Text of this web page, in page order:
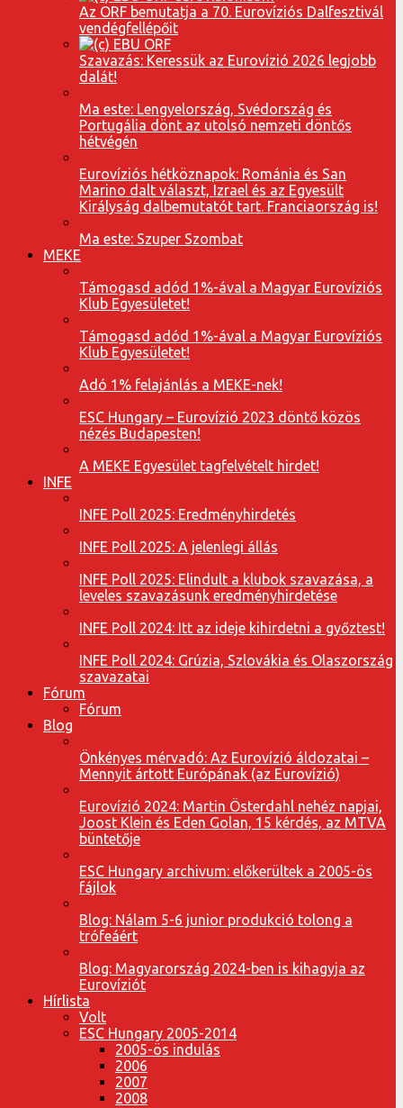
Az ORF bemutatja a 70. Eurovíziós Dalfesztivál
vendégfellépőit
Szavazás: Keressük az Eurovízió 2026 legjobb
dalát!
Ma este: Lengyelország, Svédország és
Portugália dönt az utolsó nemzeti döntős
hétvégén
Eurovíziós hétköznapok: Románia és San
Marino dalt választ, Izrael és az Egyesült
Királyság dalbemutatót tart. Franciaország is!
Ma este: Szuper Szombat
MEKE
Támogasd adód 1%-ával a Magyar Eurovíziós
Klub Egyesületet!
Támogasd adód 1%-ával a Magyar Eurovíziós
Klub Egyesületet!
Adó 1% felajánlás a MEKE-nek!
ESC Hungary – Eurovízió 2023 döntő közös
nézés Budapesten!
A MEKE Egyesület tagfelvételt hirdet!
INFE
INFE Poll 2025: Eredményhirdetés
INFE Poll 2025: A jelenlegi állás
INFE Poll 2025: Elindult a klubok szavazása, a
leveles szavazásunk eredményhirdetése
INFE Poll 2024: Itt az ideje kihirdetni a győztest!
INFE Poll 2024: Grúzia, Szlovákia és Olaszország
szavazatai
Fórum
Fórum
Blog
Önkényes mérvadó: Az Eurovízió áldozatai –
Mennyit ártott Európának (az Eurovízió)
Eurovízió 2024: Martin Österdahl nehéz napjai,
Joost Klein és Eden Golan, 15 kérdés, az MTVA
büntetője
ESC Hungary archivum: előkerültek a 2005-ös
fájlok
Blog: Nálam 5-6 junior produkció tolong a
trófeáért
Blog: Magyarország 2024-ben is kihagyja az
Eurovíziót
Hírlista
Volt
ESC Hungary 2005-2014
2005-ös indulás
2006
2007
2008